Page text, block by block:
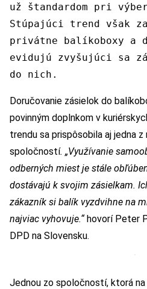
už štandardom pri
Stúpajúci trend však
privátne balíkoboxy a
evidujú zvyšujúci sa
do nich.
Doručovanie zásielok do
povinným doplnkom v
trendu sa prispôsobila aj jedna
spoločností. „Využívanie
odberných miest je stále
dostávajú k svojim zásielkam.
zákazník si balík vyzdvihne na
najviac vyhovuje.“hovorí Peter
DPD na Slovensku.
Jednou zo spoločností, ktorá